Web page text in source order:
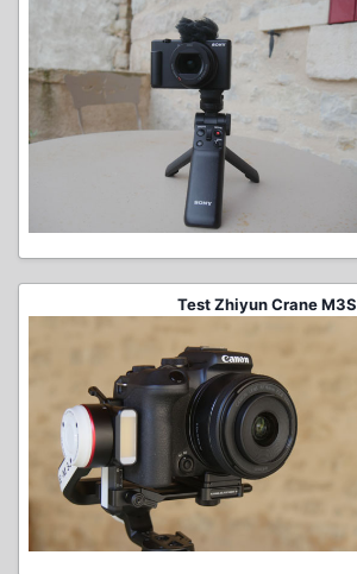
Test Zhiyun Crane M3S